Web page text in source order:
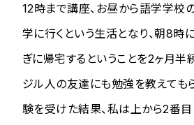
12時まで講座、お昼から語学学校
学に行くという生活となり、朝8時
ぎに帰宅するということを2ヶ月半
ジル人の友達にも勉強を教えても
験を受けた結果、私は上から2番